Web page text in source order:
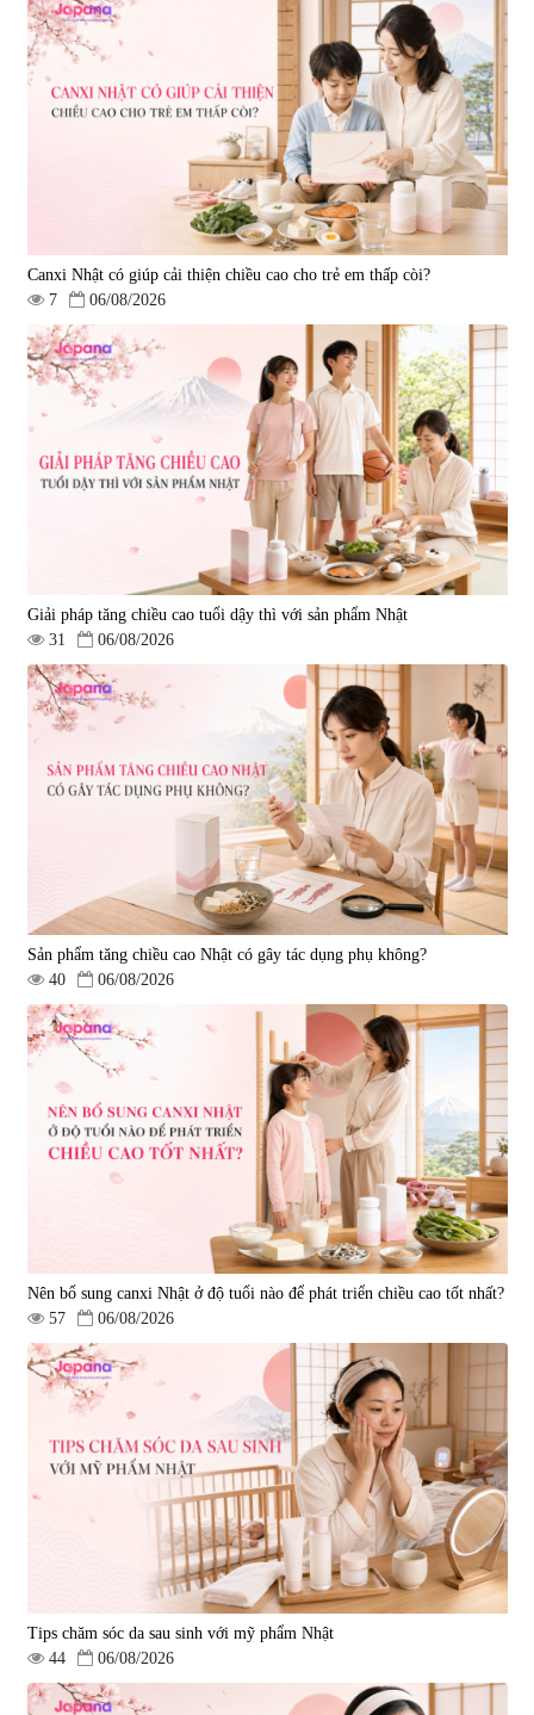
Mặt Nạ Nichiei Bussan Nano
NMN+ 3D Face Mask Luxury (8
miếng)
|0
Viên uống bổ não Ribeto Shoji
Ichoha Ekisu Plus - 90 viên
57.920
1.450.000 đ
Viên uống hỗ trợ tăng cường
sinh lý nam Fujina Monster Shot
150 viên
880.000 đ
Viên uống chống lão hóa, tăng
sức khỏe Yangmiwa NMN 60
viên
42.588
5.500.000 đ
Viên uống phòng ngừa đột quỵ,
tai biến Nattokinase Nano
Premium 120 viên
2.290.000 đ
Canxi Nhật có giúp cải thiện chiều cao cho trẻ em thấp còi?
7
06/08/2026
Giải pháp tăng chiều cao tuổi dậy thì với sản phẩm Nhật
31
06/08/2026
Sản phẩm tăng chiều cao Nhật có gây tác dụng phụ không?
40
06/08/2026
Nên bổ sung canxi Nhật ở độ tuổi nào để phát triển chiều cao tốt nhất?
57
06/08/2026
Tips chăm sóc da sau sinh với mỹ phẩm Nhật
44
06/08/2026